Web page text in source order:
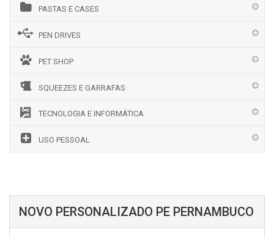
PASTAS E CASES
PEN DRIVES
PET SHOP
SQUEEZES E GARRAFAS
TECNOLOGIA E INFORMÁTICA
USO PESSOAL
NOVO PERSONALIZADO PE PERNAMBUCO